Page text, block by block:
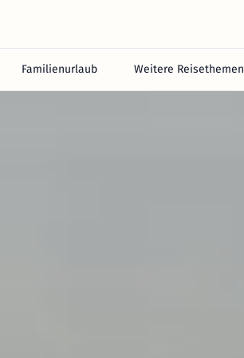
Familienurlaub Weitere Reisethemen